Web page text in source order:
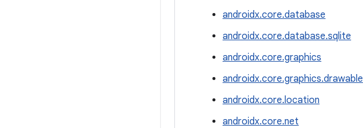
androidx.core.database
androidx.core.database.sqlite
androidx.core.graphics
androidx.core.graphics.drawable
androidx.core.location
androidx.core.net